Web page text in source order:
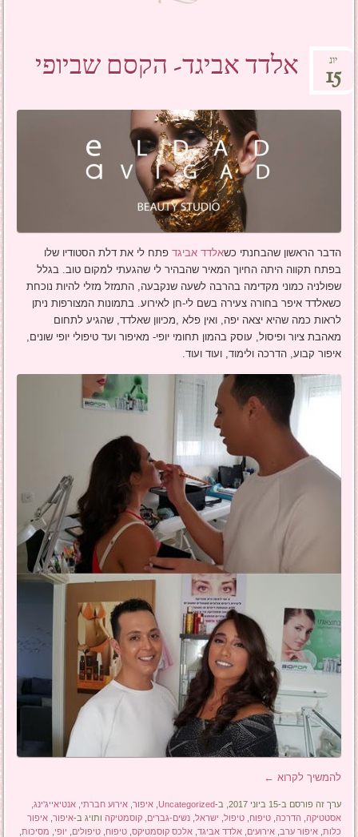
אלדד אביגד- הקסם שביופי יונ
15
הדבר הראשון שהבחנתי כשאלדד אביגדפתח לי את דלת הסטודיו שלו
בפתח תקווה היתה החיוך המאיר שהבהיר לי שהגעתי למקום טוב. בגלל
שפולניה כמוני מקדימה בהרבה לשעה שנקבעה, התמזל מזלי להיות נוכחת
כשאלדד איפר בחורה צעירה בשם לי-חן לאירוע. בתמונות המצורפות ניתן
לראות כמה שהיא יצאה יפה, ואין פלא ,מכיוון שאלדד, שהגיע לתחום
מאהבת ציור ופיסול, עוסק בהמון תחומי יופי- מאיפור ועד טיפולי יופי שונים,
איפור קבוע, הדרכה ולימוד, ועוד ועוד.
להמשיך לקרוא ←
ערך זה פורסם ב-15 ביוני 2017, ב- Uncategorized
,איפור ,אירוע חברתי ,אנטיאייג'ינג
אסטטיקה הדרכה ,טיפוח ,טיפול ישראל ,נשים-גברים ,קוסמטיקה ותויג ב-איפור ,איפור
כלות ,איפור ערב ,אירועים ,אלדד אביגד ,אלכס קוסמטיקס ,טיפוח ,טיפולים יופי מסיכות